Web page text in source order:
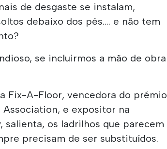
de desgaste se instalam,
debaixo dos pés.... e não tem
se incluirmos a mão de obra
Fix-A-Floor, vencedora do prémio
Association, e expositor na
salienta, os ladrilhos que parecem
precisam de ser substituídos.